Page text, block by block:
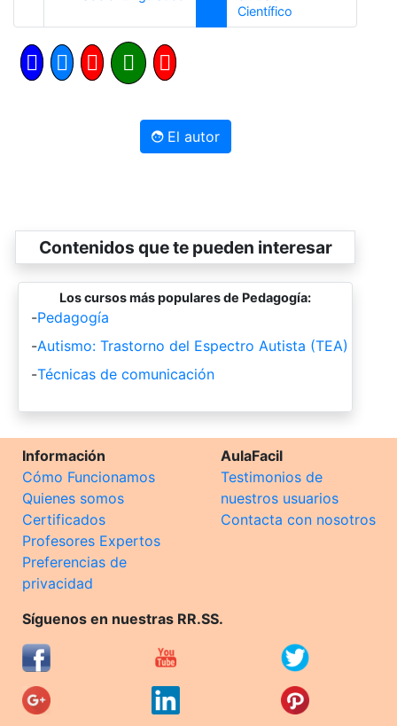
Científico
El autor
Contenidos que te pueden interesar
Los cursos más populares de Pedagogía:
-Pedagogía
-Autismo: Trastorno del Espectro Autista (TEA)
-Técnicas de comunicación
Información
Cómo Funcionamos
Quienes somos
Certificados
Profesores Expertos
Preferencias de
privacidad
AulaFacil
Testimonios de
nuestros usuarios
Contacta con nosotros
Síguenos en nuestras RR.SS.